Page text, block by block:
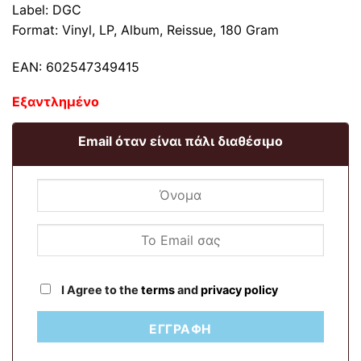
Label: DGC
Format: Vinyl, LP, Album, Reissue, 180 Gram
EAN: 602547349415
Εξαντλημένο
Email όταν είναι πάλι διαθέσιμο
I Agree to the termsandprivacy policy
ΕΓΓΡΑΦΉ